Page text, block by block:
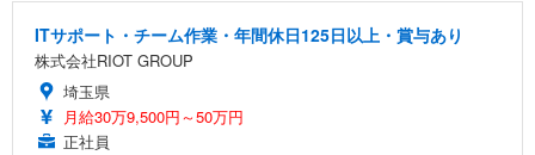
ITサポート・チーム作業・年間休日125日以上・賞与あり
株式会社RIOT GROUP
埼玉県
月給30万9,500円～50万円
正社員